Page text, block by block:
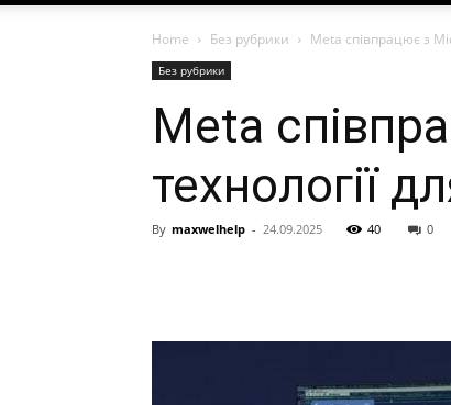
Home Без рубрики Meta співпрацює з
Без рубрики
Meta
технології
By maxwelhelp - 24.09.2025 40 0